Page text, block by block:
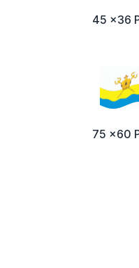
45 x36
75 x60